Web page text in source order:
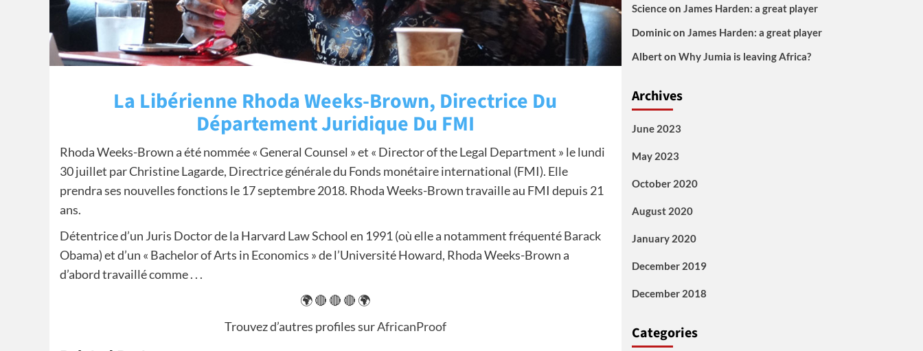
La Libérienne Rhoda Weeks-Brown, Directrice Du
Département Juridique Du FMI
Rhoda Weeks-Brown a été nommée « General Counsel » et « Director of the Legal Department » le lundi
30 juillet par Christine Lagarde, Directrice générale du Fonds monétaire international (FMI). Elle
prendra ses nouvelles fonctions le 17 septembre 2018. Rhoda Weeks-Brown travaille au FMI depuis 21
ans.
Détentrice d’un Juris Doctor de la Harvard Law School en 1991 (où elle a notamment fréquenté Barack
Obama) et d’un « Bachelor of Arts in Economics » de l’Université Howard, Rhoda Weeks-Brown a
d’abord travaillé comme . . .
🌍 🔴 🔴 🔴 🌍
Trouvez d’autres profiles surAfricanProof
Scienceon James Harden: a great player
Dominicon James Harden: a great player
Alberton Why Jumia is leaving Africa?
Archives
June 2023
May 2023
October 2020
August 2020
January 2020
December 2019
December 2018
Categories